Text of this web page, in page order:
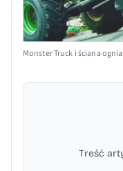
Monster Truck i ściana
Treść